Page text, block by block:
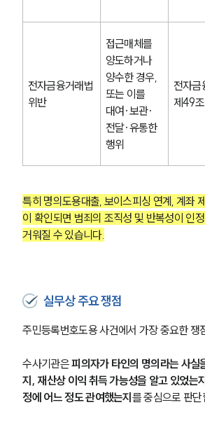
전자금융거래법
위반
접근매체를
양도하거나
양수한 경우,
또는 이를
대여·보관·
전달·유통한
행위
전자금
제49조
특히 명의도용대출, 보이스피싱 연계, 계좌
이 확인되면 범죄의 조직성 및 반복성이 인
거워질 수 있습니다.
실무상 주요 쟁점
주민등록번호도용 사건에서 가장 중요한 쟁
수사기관은 피의자가 타인의 명의라는 사실
지, 재산상 이익 취득 가능성을 알고 있었는
정에 어느 정도 관여했는지 를 중심으로 판단